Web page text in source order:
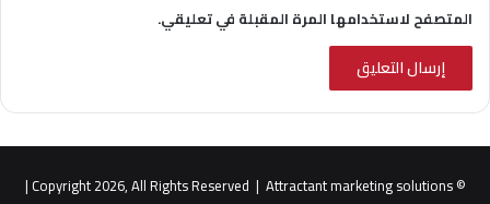
المتصفح لاستخدامها المرة المقبلة في تعليقي.
© Copyright 2026, All Rights Reserved |
Attractant marketing solutions
|